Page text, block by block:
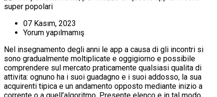
07 Kasım, 2023
Yorum yapılmamış
Nel insegnamento degli anni le app a causa di gli incontri si
sono gradualmente moltiplicate e oggigiorno e possibile
comprendere sul mercato praticamente qualsiasi qualita di
attivita: ognuno ha i suoi guadagno e i suoi addosso, la sua
acquirenti tipica e un andamento opposto mediante inizio a